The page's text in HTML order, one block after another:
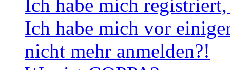
Ich habe mich
Ich habe mich vor
nicht mehr anmelden?!